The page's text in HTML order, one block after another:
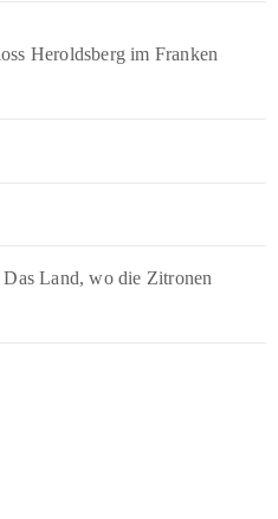
Heroldsberg im Franken
Land, wo die Zitronen